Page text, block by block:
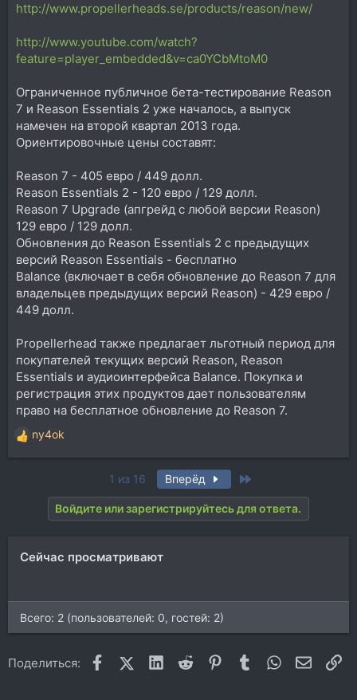
http://www.propellerheads.se/products/reason/new/
http://www.youtube.com/watch?
feature=player_embedded&v=ca0YCbMtoM0
Ограниченное публичное бета-тестирование Reason
7 и Reason Essentials 2 уже началось, а выпуск
намечен на второй квартал 2013 года.
Ориентировочные цены составят:
Reason 7 - 405 евро / 449 долл.
Reason Essentials 2 - 120 евро / 129 долл.
Reason 7 Upgrade (апгрейд с любой версии Reason)
129 евро / 129 долл.
Обновления до Reason Essentials 2 с предыдущих
версий Reason Essentials - бесплатно
Balance (включает в себя обновление до Reason 7 для
владельцев предыдущих версий Reason) - 429 евро /
449 долл.
Propellerhead также предлагает льготный период для
покупателей текущих версий Reason, Reason
Essentials и аудиоинтерфейса Balance. Покупка и
регистрация этих продуктов дает пользователям
право на бесплатное обновление до Reason 7.
Р
е
ny4ok
1 из 16 Вперёд
Войдите или зарегистрируйтесь для ответа.
Сейчас просматривают
Всего: 2 (пользователей: 0, гостей: 2)
Поделиться: FacebookX (Twitter)
LinkedIn
Reddit Pinterest
Tumblr WhatsApp